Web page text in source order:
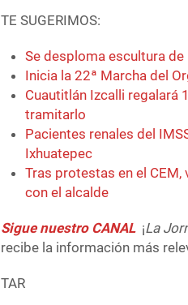
TE SUGERIMOS:
Se desploma escultura de
Inicia la 22ª Marcha del
Cuautitlán Izcalli regalará
tramitarlo
Pacientes renales del
Ixhuatepec
Tras protestas en el
con el alcalde
Sigue nuestro CANAL ¡La
recibe la información más
TAR